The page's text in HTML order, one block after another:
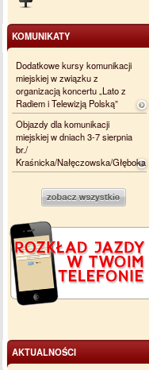
KOMUNIKATY
Dodatkowe kursy komunikacji
miejskiej w związku z
organizacją koncertu „Lato z
Radiem i Telewizją Polską”
Objazdy dla komunikacji
miejskiej w dniach 3-7 sierpnia
br./
Kraśnicka/Nałęczowska/Głęboka
AKTUALNOŚCI